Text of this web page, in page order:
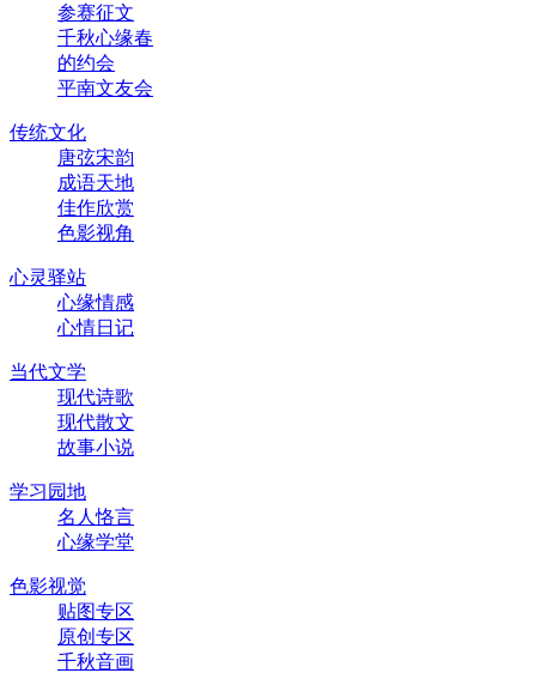
参赛征文
千秋心缘春
的约会
平南文友会
传统文化
唐弦宋韵
成语天地
佳作欣赏
色影视角
心灵驿站
心缘情感
心情日记
当代文学
现代诗歌
现代散文
故事小说
学习园地
名人恪言
心缘学堂
色影视觉
贴图专区
原创专区
千秋音画